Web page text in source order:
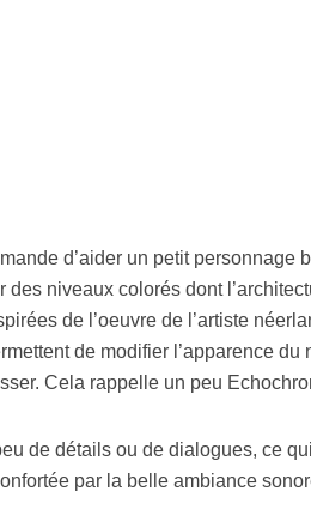
d’aider un petit personnage
des niveaux colorés dont
de l’oeuvre de l’artiste
de modifier l’apparence du
Cela rappelle un peu
de détails ou de dialogues, ce
par la belle ambiance